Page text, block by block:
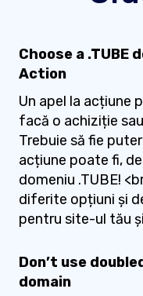
Choose a .TUBE
Action
Un apel la acțiune
facă o achiziție
Trebuie să fie
acțiune poate fi,
domeniu .TUBE!
diferite opțiuni și
pentru site-ul tău
Don’t use
domain